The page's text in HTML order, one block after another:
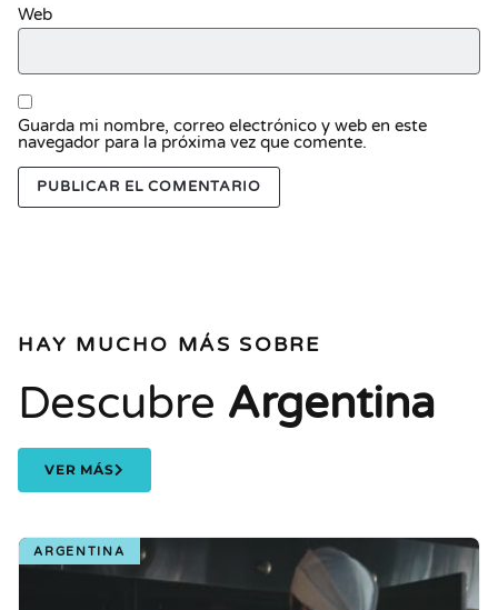
Web
Guarda mi nombre, correo electrónico y web en este
navegador para la próxima vez que comente.
HAY MUCHO MÁS SOBRE
Descubre Argentina
VER MÁS
ARGENTINA